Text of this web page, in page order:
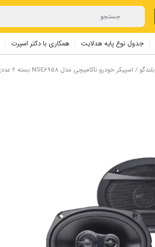
جدول نوع پایه هدلایت همکاری با دکتر اسپرت
بلندگو / اسپیکر خودرو ناکامیچی مدل NSE6958 بسته 2 عددی